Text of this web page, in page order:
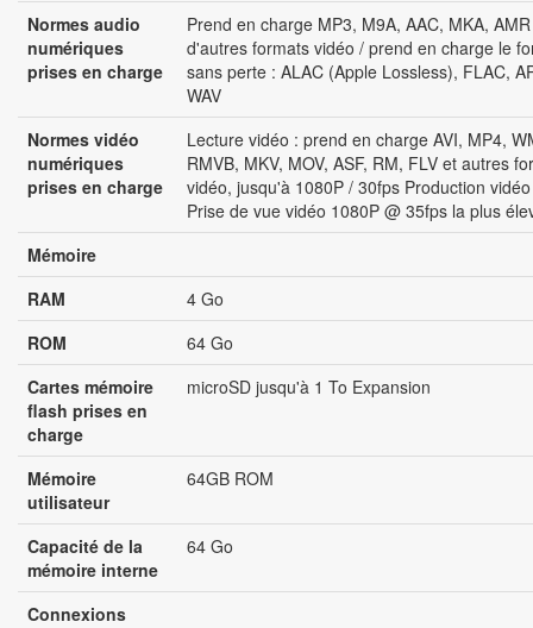
Normes audio
numériques
prises en charge
Prend en charge MP3, M9A, AAC, MKA,
d'autres formats vidéo / prend en charge le
sans perte : ALAC (Apple Lossless), FLAC,
WAV
Normes vidéo
numériques
prises en charge
Lecture vidéo : prend en charge AVI, MP4,
RMVB, MKV, MOV, ASF, RM, FLV et autres
vidéo, jusqu'à 1080P / 30fps Production
Prise de vue vidéo 1080P @ 35fps la plus
Mémoire
RAM
4 Go
ROM
64 Go
Cartes mémoire
flash prises en
charge
microSD jusqu'à 1 To Expansion
Mémoire
utilisateur
64GB ROM
Capacité de la
mémoire interne
64 Go
Connexions